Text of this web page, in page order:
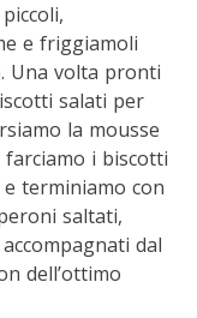
e friggiamoli
Una volta pronti
salati per
la mousse
farciamo i biscotti
terminiamo con
saltati,
dal
dell’ottimo